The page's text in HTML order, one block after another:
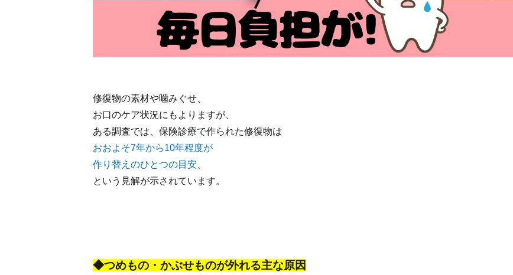
修復物の素材や噛みぐせ、
お口のケア状況にもよりますが、
ある調査では、保険診療で作られた修復物は
おおよそ7年から10年程度が
作り替えのひとつの目安、
という見解が示されています。
◆つめもの・かぶせものが外れる主な原因